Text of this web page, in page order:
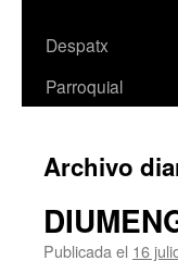
Despatx
Parroquial
Archivo
Publicada el 16